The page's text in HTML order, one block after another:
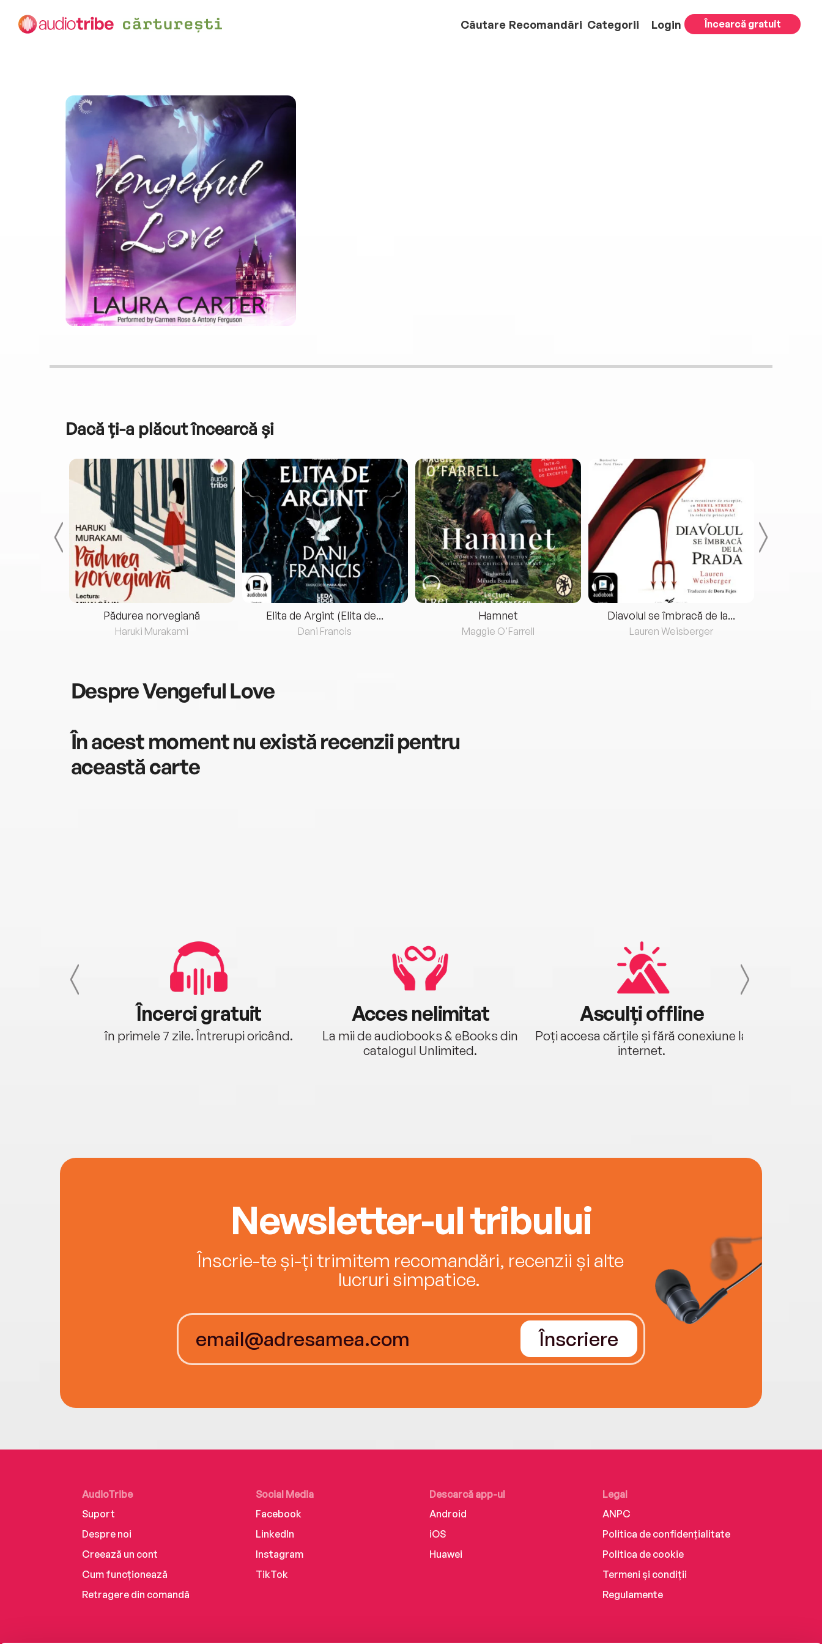
Căutare Recomandări Categorii Login Încearcă gratuit
Dacă ți-a plăcut încearcă și
Pădurea norvegiană
Haruki Murakami
Elita de Argint (Elita de...
Dani Francis
Hamnet
Maggie O'Farrell
Diavolul se îmbracă de la...
Lauren Weisberger
DespreVengeful Love
În acest moment nu există recenzii pentru
această carte
Încerci gratuit
în primele 7 zile. Întrerupi oricând.
Acces nelimitat
La mii de audiobooks & eBooks din
catalogul Unlimited.
Asculți offline
Poți accesa cărțile și fără conexiune la
internet.
Newsletter-ul tribului
Înscrie-te și-ți trimitem recomandări, recenzii și alte
lucruri simpatice.
Înscriere
AudioTribe
Suport
Despre noi
Creează un cont
Cum funcționează
Retragere din comandă
Social Media
Facebook
LinkedIn
Instagram
TikTok
Descarcă app-ul
Android
iOS
Huawei
Legal
ANPC
Politica de confidențialitate
Politica de cookie
Termeni și condiții
Regulamente